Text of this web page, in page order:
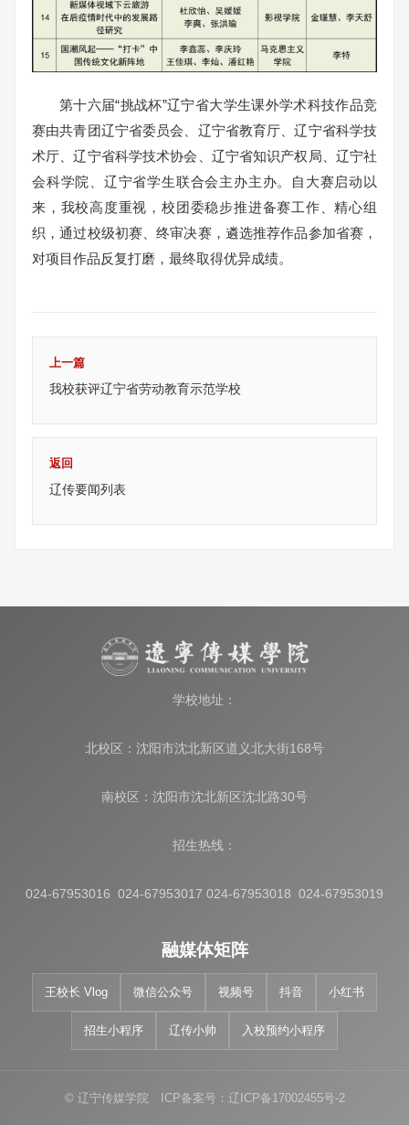
第十六届“挑战杯”辽宁省大学生课外学术科技作品竞
赛由共青团辽宁省委员会、辽宁省教育厅、辽宁省科学技
术厅、辽宁省科学技术协会、辽宁省知识产权局、辽宁社
会科学院、辽宁省学生联合会主办主办。自大赛启动以
来，我校高度重视，校团委稳步推进备赛工作、精心组
织，通过校级初赛、终审决赛，遴选推荐作品参加省赛，
对项目作品反复打磨，最终取得优异成绩。
上一篇
我校获评辽宁省劳动教育示范学校
返回
辽传要闻列表
学校地址：
北校区：沈阳市沈北新区道义北大街168号
南校区：沈阳市沈北新区沈北路30号
招生热线：
024-67953016 024-67953017 024-67953018 024-67953019
融媒体矩阵
王校长 Vlog 微信公众号 视频号 抖音 小红书
招生小程序 辽传小帅 入校预约小程序
© 辽宁传媒学院 ICP备案号：辽ICP备17002455号-2